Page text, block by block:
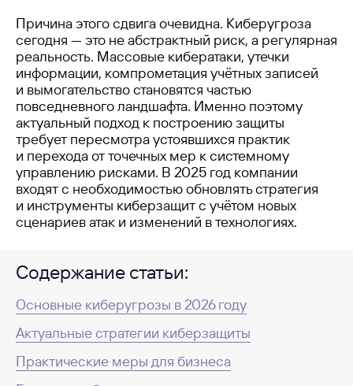
Причина этого сдвига очевидна. Киберугроза
сегодня — это не абстрактный риск, а регулярная
реальность. Массовые кибератаки, утечки
информации, компрометация учётных записей
и вымогательство становятся частью
повседневного ландшафта. Именно поэтому
актуальный подход к построению защиты
требует пересмотра устоявшихся практик
и перехода от точечных мер к системному
управлению рисками. В 2025 год компании
входят с необходимостью обновлять стратегия
и инструменты киберзащит с учётом новых
сценариев атак и изменений в технологиях.
Содержание статьи:
Основные киберугрозы в 2026 году
Актуальные стратегии киберзащиты
Практические меры для бизнеса